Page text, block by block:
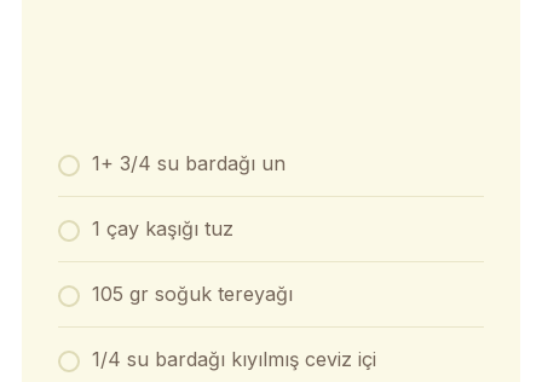
1+ 3/4 su bardağı un
1 çay kaşığı tuz
105 gr soğuk tereyağı
1/4 su bardağı kıyılmış ceviz içi